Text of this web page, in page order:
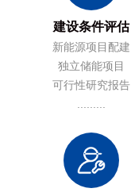
建设条件评估
新能源项目配建
独立储能项目
可行性研究报告
.........